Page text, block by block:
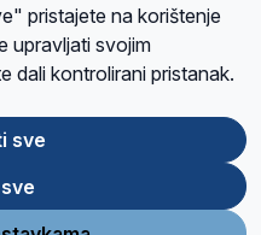
KontaktPravila privatnosti
reCAPTCHA sustavom
pristajete na korištenje
upravljati svojim
dali kontrolirani pristanak.
sve